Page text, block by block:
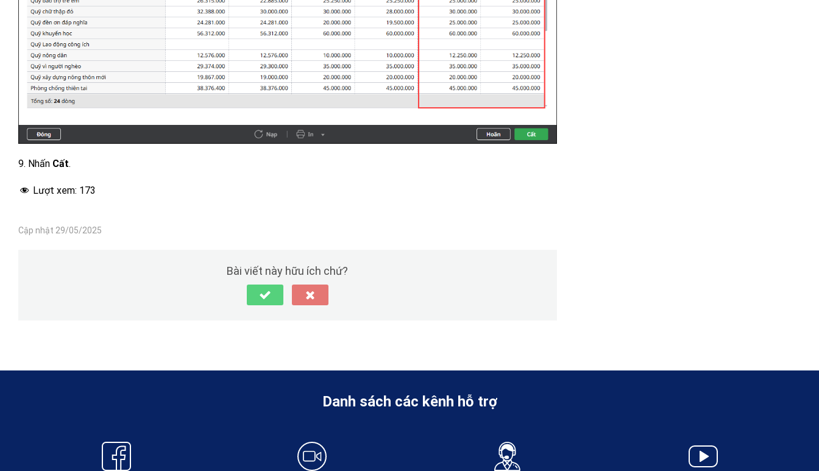
9. Nhấn Cất.
Lượt xem: 173
Cập nhật 29/05/2025
Bài viết này hữu ích chứ?
Danh sách các kênh hỗ trợ